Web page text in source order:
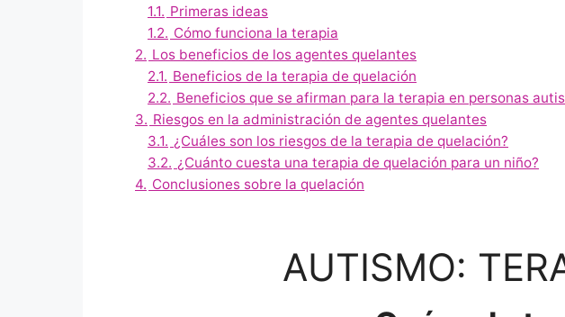
1.1. Primeras ideas
1.2. Cómo funciona la terapia
2. Los beneficios de los agentes quelantes
2.1. Beneficios de la terapia de quelación
2.2. Beneficios que se afirman para la terapia en personas
3. Riesgos en la administración de agentes quelantes
3.1. ¿Cuáles son los riesgos de la terapia de quelación?
3.2. ¿Cuánto cuesta una terapia de quelación para un niño?
4. Conclusiones sobre la quelación
AUTISMO: